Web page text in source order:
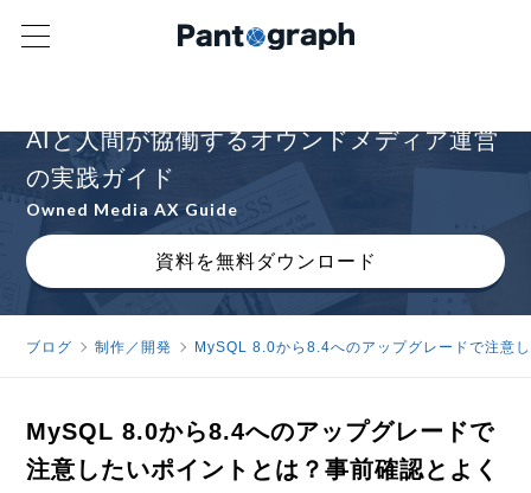
AIと人間が協働するオウンドメディア運営
の実践ガイド
Owned Media AX Guide
資料を無料ダウンロード
ブログ 制作／開発 MySQL 8.0から8.4へのアップグレードで注意
MySQL 8.0から8.4へのアップグレードで
注意したいポイントとは？事前確認とよく